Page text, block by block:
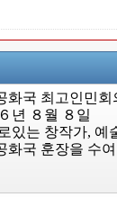
화국 최고인민회
년 ８월 ８일
있는 창작가, 예
화국 훈장을 수여